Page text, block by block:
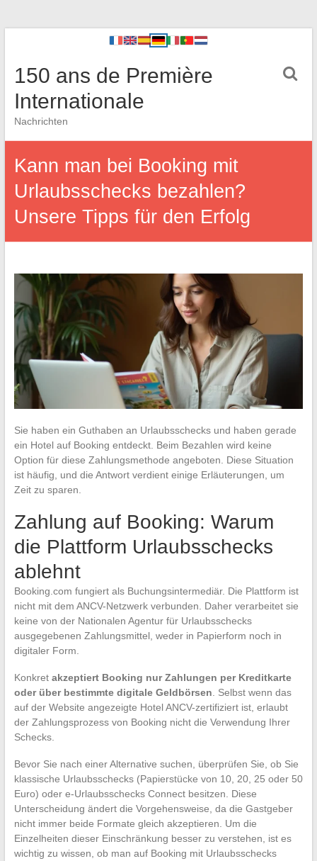
150 ans de Première
Internationale
Nachrichten
Kann man bei Booking mit
Urlaubsschecks bezahlen?
Unsere Tipps für den Erfolg
Sie haben ein Guthaben an Urlaubsschecks und haben gerade
ein Hotel auf Booking entdeckt. Beim Bezahlen wird keine
Option für diese Zahlungsmethode angeboten. Diese Situation
ist häufig, und die Antwort verdient einige Erläuterungen, um
Zeit zu sparen.
Zahlung auf Booking: Warum
die Plattform Urlaubsschecks
ablehnt
Booking.com fungiert als Buchungsintermediär. Die Plattform ist
nicht mit dem ANCV-Netzwerk verbunden. Daher verarbeitet sie
keine von der Nationalen Agentur für Urlaubsschecks
ausgegebenen Zahlungsmittel, weder in Papierform noch in
digitaler Form.
Konkret akzeptiert Booking nur Zahlungen per Kreditkarte
oder über bestimmte digitale Geldbörsen . Selbst wenn das
auf der Website angezeigte Hotel ANCV-zertifiziert ist, erlaubt
der Zahlungsprozess von Booking nicht die Verwendung Ihrer
Schecks.
Bevor Sie nach einer Alternative suchen, überprüfen Sie, ob Sie
klassische Urlaubsschecks (Papierstücke von 10, 20, 25 oder 50
Euro) oder e-Urlaubsschecks Connect besitzen. Diese
Unterscheidung ändert die Vorgehensweise, da die Gastgeber
nicht immer beide Formate gleich akzeptieren. Um die
Einzelheiten dieser Einschränkung besser zu verstehen, ist es
wichtig zu wissen, ob man auf Booking mit Urlaubsschecks